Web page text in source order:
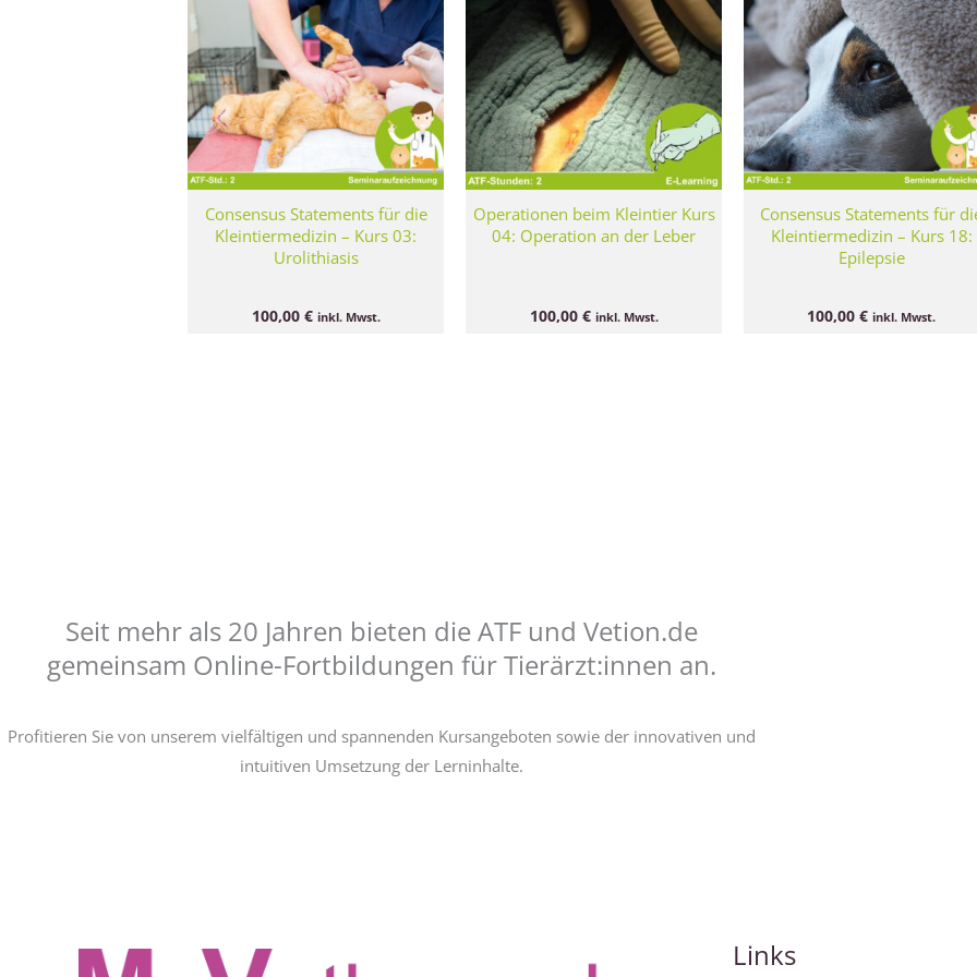
Consensus Statements für die
Kleintiermedizin – Kurs 03:
Urolithiasis
100,00 € inkl. Mwst.
Operationen beim Kleintier Kurs
04: Operation an der Leber
100,00 € inkl. Mwst.
Consensus Statements für
Kleintiermedizin – Kurs 18:
Epilepsie
100,00€ inkl. Mwst.
Seit mehr als 20 Jahren bieten die ATF und Vetion.de
gemeinsam Online-Fortbildungen für Tierärzt:innen an.
Profitieren Sie von unserem vielfältigen und spannenden Kursangeboten sowie der innovativen und
intuitiven Umsetzung der Lerninhalte.
Links